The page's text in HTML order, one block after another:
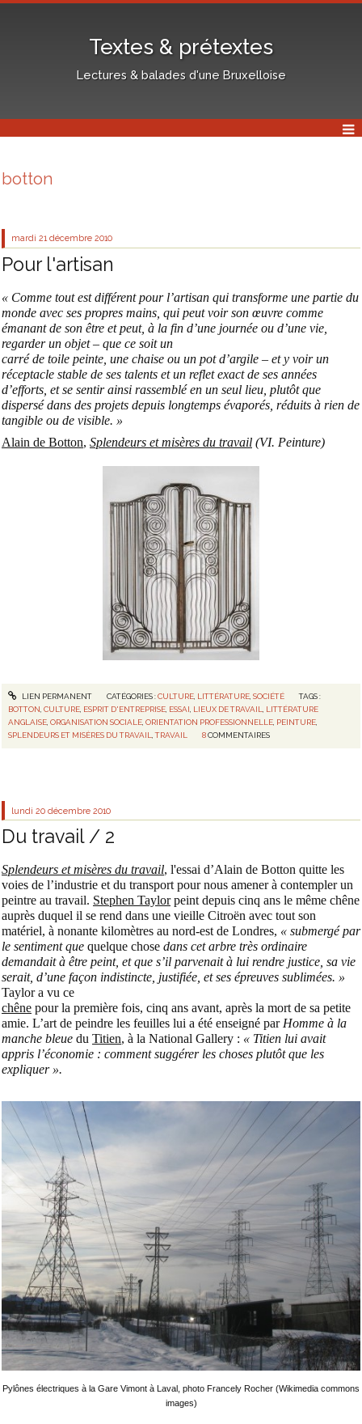
Textes & prétextes
Lectures & balades d'une Bruxelloise
botton
mardi 21 décembre 2010
Pour l'artisan
« Comme tout est différent pour l’artisan qui transforme une partie du
monde avec ses propres mains, qui peut voir son œuvre comme
émanant de son être et peut, à la fin d’une journée ou d’une vie,
regarder un objet – que ce soit un
carré de toile peinte, une chaise ou un pot d’argile – et y voir un
réceptacle stable de ses talents et un reflet exact de ses années
d’efforts, et se sentir ainsi rassemblé en un seul lieu, plutôt que
dispersé dans des projets depuis longtemps évaporés, réduits à rien de
tangible ou de visible. »
Alain de Botton, Splendeurs et misères du travail (VI. Peinture)
LIEN PERMANENT CATÉGORIES :CULTURE, LITTÉRATURE, SOCIÉTÉ
TAGS :
BOTTON ,CULTURE ESPRIT D'ENTREPRISE ESSAI LIEUX DE TRAVAIL
LITTÉRATURE
ANGLAISE ,ORGANISATION SOCIALE ,ORIENTATION PROFESSIONNELLE PEINTURE
SPLENDEURS ET MISÈRES DU TRAVAIL
,TRAVAIL 8 COMMENTAIRES
lundi 20 décembre 2010
Du travail / 2
Splendeurs et misères du travail, l'essai d’Alain de Botton quitte les
voies de l’industrie et du transport pour nous amener à contempler un
peintre au travail. Stephen Taylorpeint depuis cinq ans le même chêne
auprès duquel il se rend dans une vieille Citroën avec tout son
matériel, à nonante kilomètres au nord-est de Londres, « submergé par
le sentiment que quelque chose dans cet arbre très ordinaire
demandait à être peint, et que s’il parvenait à lui rendre justice, sa vie
serait, d’une façon indistincte, justifiée, et ses épreuves sublimées. »
Taylor a vu ce
chêne pour la première fois, cinq ans avant, après la mort de sa petite
amie. L’art de peindre les feuilles lui a été enseigné par Homme à la
manche bleue du Titien, à la National Gallery : « Titien lui avait
appris l’économie : comment suggérer les choses plutôt que les
expliquer ».
Pylônes électriques à la Gare Vimont à Laval, photo Francely Rocher (Wikimedia commons
images)